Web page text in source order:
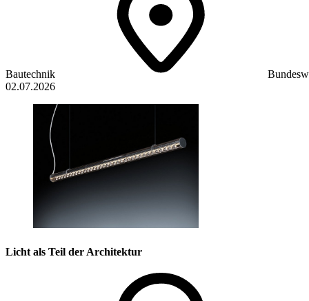
Bautechnik
02.07.2026
Licht als Teil der Architektur